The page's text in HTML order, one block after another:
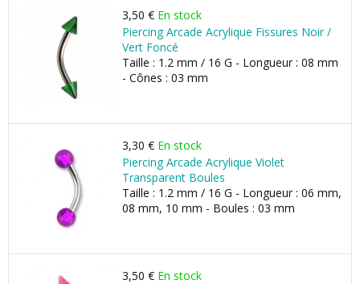
3,50 € En stock
Piercing Arcade Acrylique Fissures Noir /
Vert Foncé
Taille : 1.2 mm / 16 G - Longueur : 08 mm
- Cônes : 03 mm
3,30 € En stock
Piercing Arcade Acrylique Violet
Transparent Boules
Taille : 1.2 mm / 16 G - Longueur : 06 mm,
08 mm, 10 mm - Boules : 03 mm
3,50 € En stock